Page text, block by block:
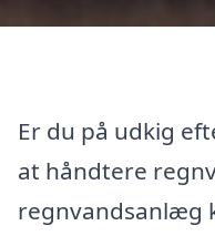
Er du på udkig
at håndtere
regnvandsanlæg